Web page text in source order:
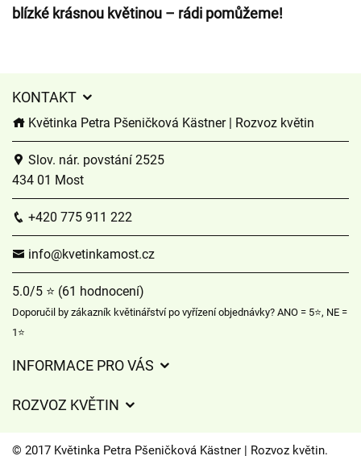
blízké krásnou květinou – rádi pomůžeme!
KONTAKT
Květinka Petra Pšeničková Kästner | Rozvoz květin
Slov. nár. povstání 2525
434 01 Most
+420 775 911 222
info@kvetinkamost.cz
5.0/5 ⭐ (61 hodnocení)
Doporučil by zákazník květinářství po vyřízení objednávky? ANO = 5⭐, NE =
1⭐
INFORMACE PRO VÁS
Často kladené dotazy
ROZVOZ KVĚTIN
© 2017 Květinka Petra Pšeničková Kästner | Rozvoz květin.